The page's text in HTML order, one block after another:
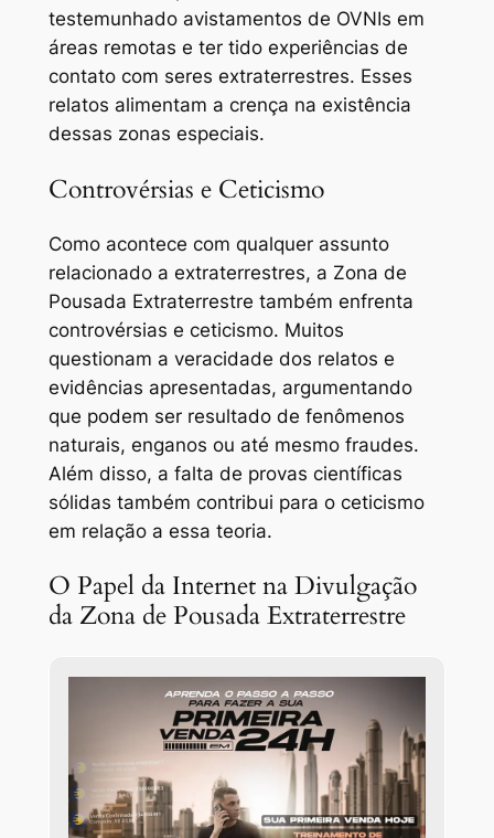
testemunhado avistamentos de OVNIs em
áreas remotas e ter tido experiências de
contato com seres extraterrestres. Esses
relatos alimentam a crença na existência
dessas zonas especiais.
Controvérsias e Ceticismo
Como acontece com qualquer assunto
relacionado a extraterrestres, a Zona de
Pousada Extraterrestre também enfrenta
controvérsias e ceticismo. Muitos
questionam a veracidade dos relatos e
evidências apresentadas, argumentando
que podem ser resultado de fenômenos
naturais, enganos ou até mesmo fraudes.
Além disso, a falta de provas científicas
sólidas também contribui para o ceticismo
em relação a essa teoria.
O Papel da Internet na Divulgação
da Zona de Pousada Extraterrestre